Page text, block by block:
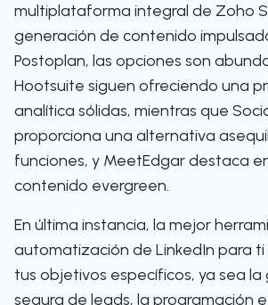
multiplataforma integral de Zoho
generación de contenido
Postoplan, las opciones son
Hootsuite siguen ofreciendo una
analítica sólidas, mientras que
proporciona una alternativa
funciones, y MeetEdgar destaca
contenido evergreen.
En última instancia, la mejor
automatización de LinkedIn para
tus objetivos específicos, ya sea la
segura de leads, la programación